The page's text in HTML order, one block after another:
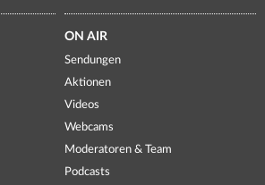
ON AIR
Sendungen
Aktionen
Videos
Webcams
Moderatoren & Team
Podcasts